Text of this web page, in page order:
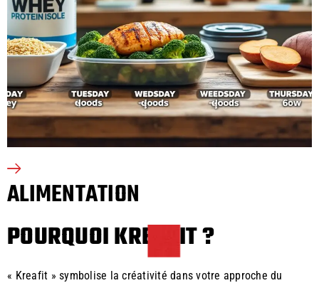
ALIMENTATION
POURQUOI KREAFIT ?
« Kreafit » symbolise la créativité dans votre approche du